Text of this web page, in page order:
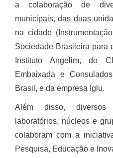
a colaboração de
municipais, das duas
na cidade
Sociedade Brasileira para
Instituto Angelim, do
Embaixada e
Brasil, e da empresa Iglu.
Além disso,
laboratórios, núcleos e
colaboram com a
Pesquisa, Educação e